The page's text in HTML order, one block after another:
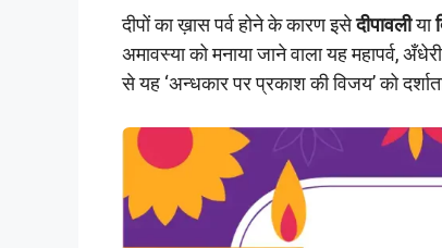
दीपों का ख़ास पर्व होने के कारण इसेदीपावलीया
अमावस्या को मनाया जाने वाला यह महापर्व,
से यह ‘अन्धकार पर प्रकाश की विजय’ को